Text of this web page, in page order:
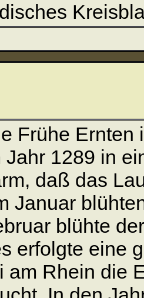
Frühe
Jahr 1289 in
daß das
Januar
blühte
erfolgte eine
am Rhein die